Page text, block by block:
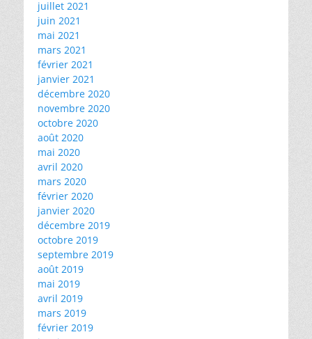
juillet 2021
juin 2021
mai 2021
mars 2021
février 2021
janvier 2021
décembre 2020
novembre 2020
octobre 2020
août 2020
mai 2020
avril 2020
mars 2020
février 2020
janvier 2020
décembre 2019
octobre 2019
septembre 2019
août 2019
mai 2019
avril 2019
mars 2019
février 2019